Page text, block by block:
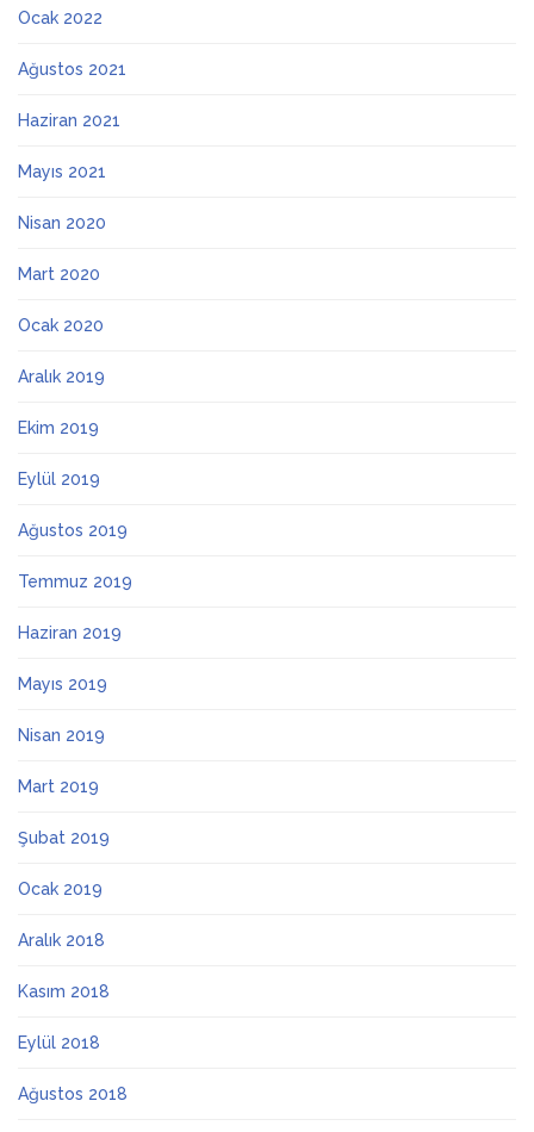
Ocak 2022
Ağustos 2021
Haziran 2021
Mayıs 2021
Nisan 2020
Mart 2020
Ocak 2020
Aralık 2019
Ekim 2019
Eylül 2019
Ağustos 2019
Temmuz 2019
Haziran 2019
Mayıs 2019
Nisan 2019
Mart 2019
Şubat 2019
Ocak 2019
Aralık 2018
Kasım 2018
Eylül 2018
Ağustos 2018